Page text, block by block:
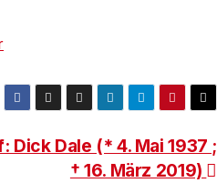
Dick Dale (* 4. Mai 1937 ;
† 16. März 2019)